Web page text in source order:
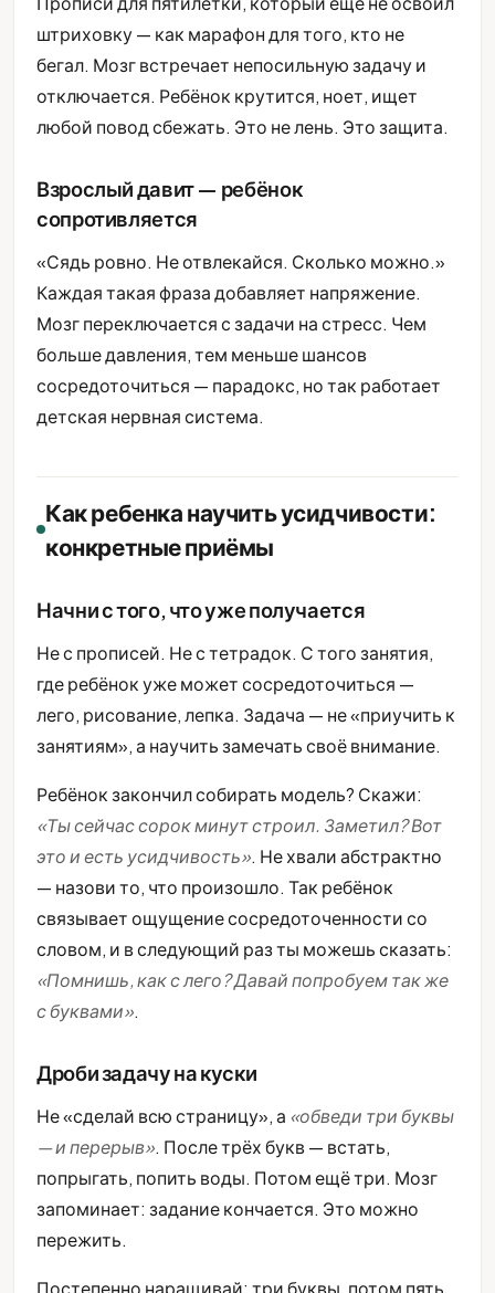
штриховку — как марафон для того, кто не
бегал. Мозг встречает непосильную задачу и
отключается. Ребёнок крутится, ноет, ищет
любой повод сбежать. Это не лень. Это защита.
Взрослый давит — ребёнок
сопротивляется
«Сядь ровно. Не отвлекайся. Сколько можно.»
Каждая такая фраза добавляет напряжение.
Мозг переключается с задачи на стресс. Чем
больше давления, тем меньше шансов
сосредоточиться — парадокс, но так работает
детская нервная система.
Как ребенка научить усидчивости:
конкретные приёмы
Начни с того, что уже получается
Не с прописей. Не с тетрадок. С того занятия,
где ребёнок уже может сосредоточиться —
лего, рисование, лепка. Задача — не «приучить к
занятиям», а научить замечать своё внимание.
Ребёнок закончил собирать модель? Скажи:
«Ты сейчас сорок минут строил. Заметил? Вот
это и есть усидчивость». Не хвали абстрактно
— назови то, что произошло. Так ребёнок
связывает ощущение сосредоточенности со
словом, и в следующий раз ты можешь сказать:
«Помнишь, как с лего? Давай попробуем так же
с буквами».
Дроби задачу на куски
Не «сделай всю страницу», а «обведи три буквы
— и перерыв». После трёх букв — встать,
попрыгать, попить воды. Потом ещё три. Мозг
запоминает: задание кончается. Это можно
пережить.
Постепенно наращивай: три буквы, потом пять,